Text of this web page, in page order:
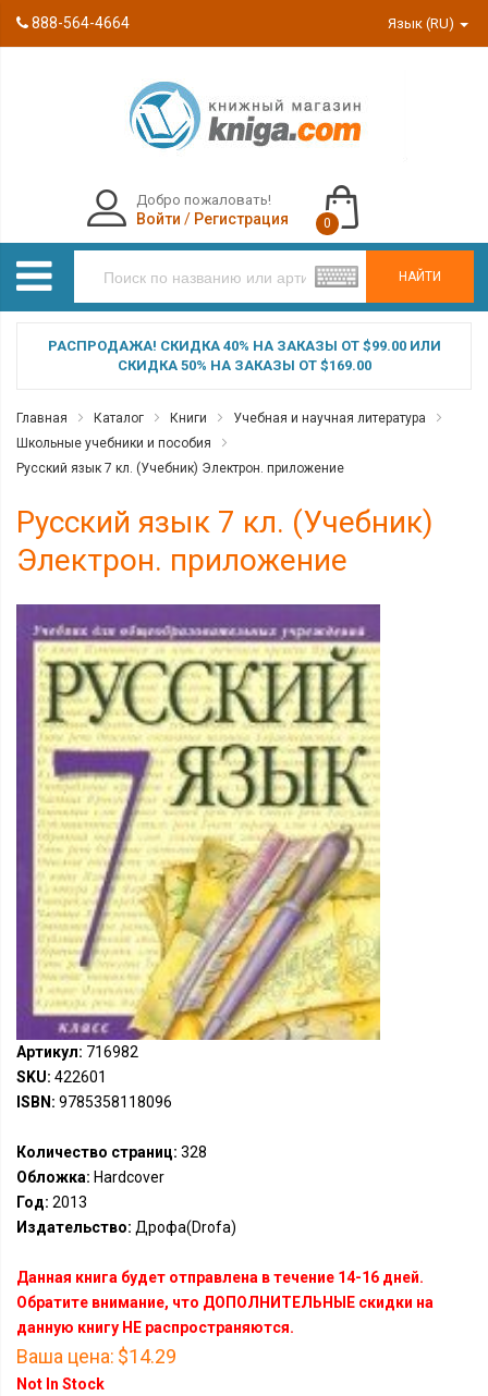
888-564-4664 Язык (RU)
НАЙТИ
Добро пожаловать!
Войти / Регистрация 0
РАСПРОДАЖА! СКИДКА 40% НА ЗАКАЗЫ ОТ $99.00 ИЛИ
СКИДКА 50% НА ЗАКАЗЫ ОТ $169.00
Главная Каталог Книги
Учебная и научная литература
Школьные учебники и пособия
Русский язык 7 кл. (Учебник) Электрон. приложение
Русский язык 7 кл. (Учебник)
Электрон. приложение
Артикул: 716982
SKU: 422601
ISBN: 9785358118096
Количество страниц: 328
Обложка: Hardcover
Год: 2013
Издательство: Дрофа(Drofa)
Данная книга будет отправлена в течение 14-16 дней.
Обратите внимание, что ДОПОЛНИТЕЛЬНЫЕ скидки на
данную книгу НЕ распространяются.
Ваша цена: $14.29
Not In Stock